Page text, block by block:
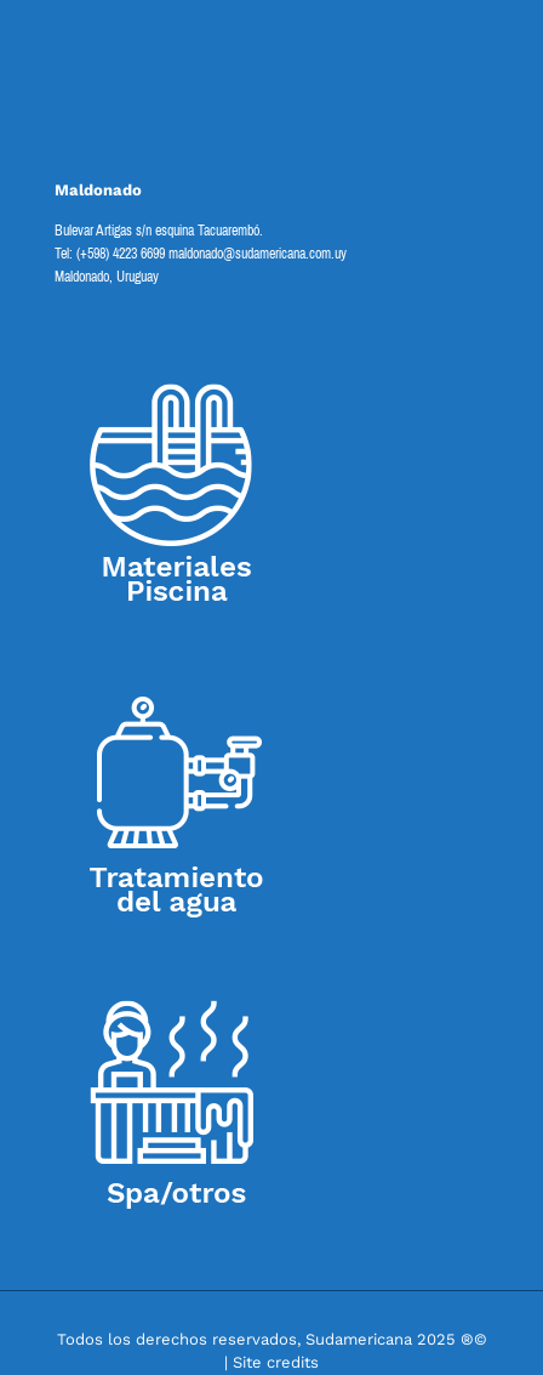
Maldonado
Bulevar Artigas s/n esquina Tacuarembó.
Tel: (+598) 4223 6699 maldonado@sudamericana.com.uy
Maldonado, Uruguay
Todos los derechos reservados, Sudamericana 2025 ®©
| Site credits